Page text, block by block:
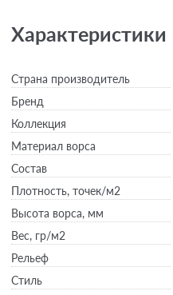
Характеристики
Страна производитель
Бренд
Коллекция
Материал ворса
Состав
Плотность, точек/м2
Высота ворса, мм
Вес, гр/м2
Рельеф
Стиль